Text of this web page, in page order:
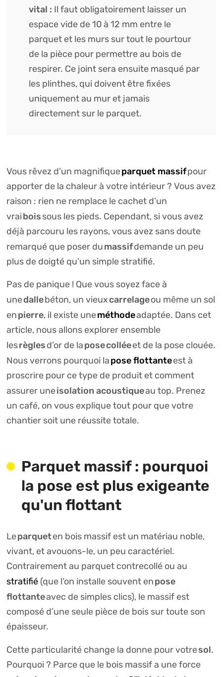
vital : Il faut obligatoirement laisser un
espace vide de 10 à 12 mm entre le
parquet et les murs sur tout le pourtour
de la pièce pour permettre au bois de
respirer. Ce joint sera ensuite masqué par
les plinthes, qui doivent être fixées
uniquement au mur et jamais
directement sur le parquet.
Vous rêvez d’un magnifiqueparquet massifpour
apporter de la chaleur à votre intérieur ? Vous avez
raison : rien ne remplace le cachet d’un
vraiboissous les pieds. Cependant, si vous avez
déjà parcouru les rayons, vous avez sans doute
remarqué que poser dumassifdemande un peu
plus de doigté qu’un simple stratifié.
Pas de panique ! Que vous soyez face à
unedallebéton, un vieuxcarrelageou même un sol
enpierre, il existe uneméthodeadaptée. Dans cet
article, nous allons explorer ensemble
lesrèglesd’or de laposecolléeet de la pose clouée.
Nous verrons pourquoi lapose flottanteest à
proscrire pour ce type de produit et comment
assurer uneisolation acoustiqueau top. Prenez
un café, on vous explique tout pour que votre
chantier soit une réussite totale.
Parquet massif : pourquoi
la pose est plus exigeante
qu'un flottant
Leparqueten bois massif est un matériau noble,
vivant, et avouons-le, un peu caractériel.
Contrairement au parquet contrecollé ou au
stratifié(que l’on installe souvent enpose
flottanteavec de simples clics), le massif est
composé d’une seule pièce de bois sur toute son
épaisseur.
Cette particularité change la donne pour votresol.
Pourquoi ? Parce que le bois massif a une force